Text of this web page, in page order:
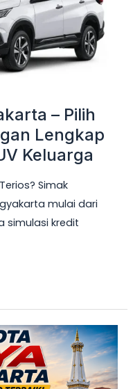
– Pilih
Lengkap
Keluarga
Simak
mulai dari
simulasi kredit